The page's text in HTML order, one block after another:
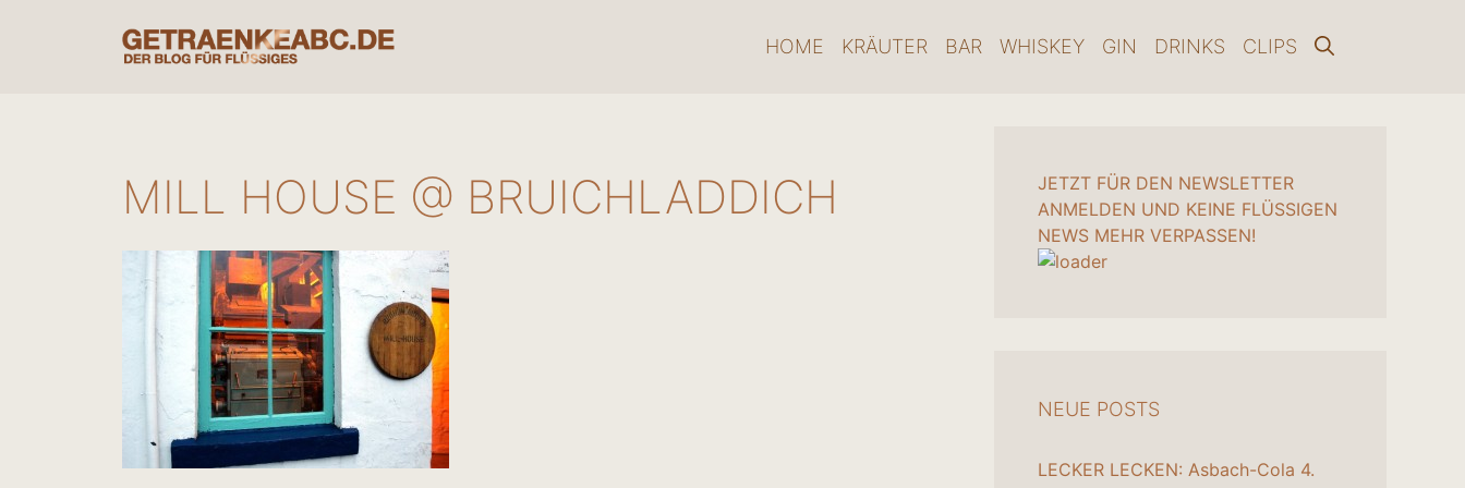
HOME KRÄUTER BAR WHISKEY GIN DRINKS CLIPS
MILL HOUSE @ BRUICHLADDICH
JETZT FÜR DEN NEWSLETTER
ANMELDEN UND KEINE FLÜSSIGEN
NEWS MEHR VERPASSEN!
NEUE POSTS
LECKER LECKEN: Asbach-Cola 4.